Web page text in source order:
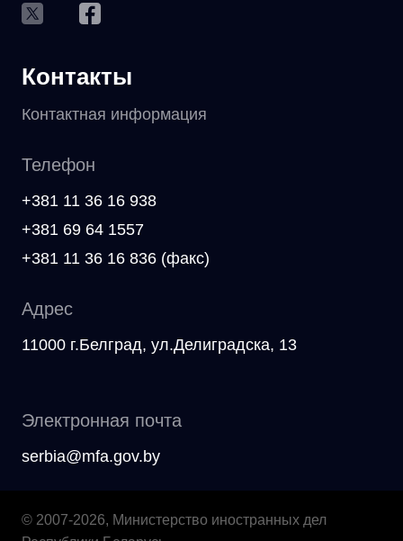
Контакты
Контактная информация
Телефон
+381 11 36 16 938
+381 69 64 1557
+381 11 36 16 836 (факс)
Адрес
11000 г.Белград, ул.Делиградска, 13
Электронная почта
serbia@mfa.gov.by
© 2007-2026, Министерство иностранных дел